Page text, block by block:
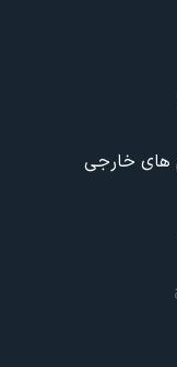
های خارجی